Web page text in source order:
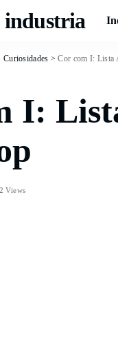
industria
Curiosidades >Cor com I: Lista
I:
Views